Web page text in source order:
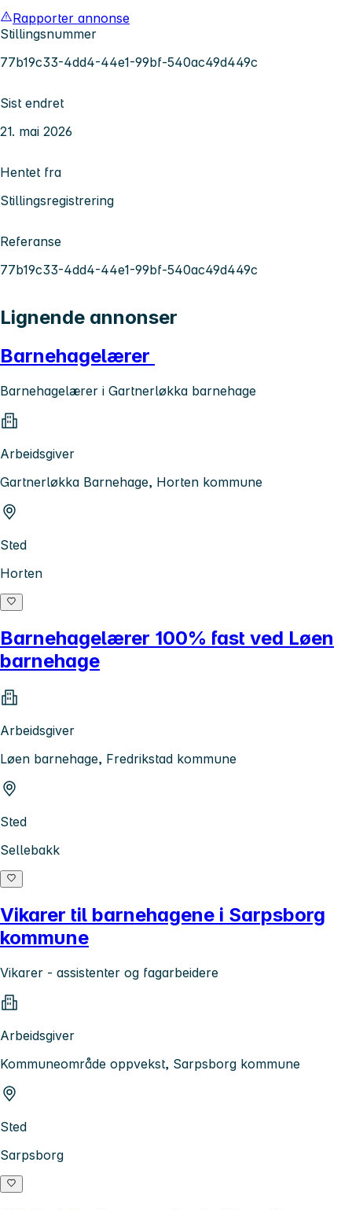
Rapporter annonse
Stillingsnummer
77b19c33-4dd4-44e1-99bf-540ac49d449c
Sist endret
21. mai 2026
Hentet fra
Stillingsregistrering
Referanse
77b19c33-4dd4-44e1-99bf-540ac49d449c
Lignende annonser
Barnehagelærer
Barnehagelærer i Gartnerløkka barnehage
Arbeidsgiver
Gartnerløkka Barnehage, Horten kommune
Sted
Horten
Barnehagelærer 100% fast ved Løen
barnehage
Arbeidsgiver
Løen barnehage, Fredrikstad kommune
Sted
Sellebakk
Vikarer til barnehagene i Sarpsborg
kommune
Vikarer - assistenter og fagarbeidere
Arbeidsgiver
Kommuneområde oppvekst, Sarpsborg kommune
Sted
Sarpsborg